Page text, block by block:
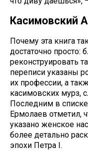
Касимовский
Почему эта книга
достаточно просто:
реконструировать
переписи указаны
их профессии, а
касимовских мурз,
Последним в
Ермолаев отметил,
указано женское
более детально
эпохи Петра I.